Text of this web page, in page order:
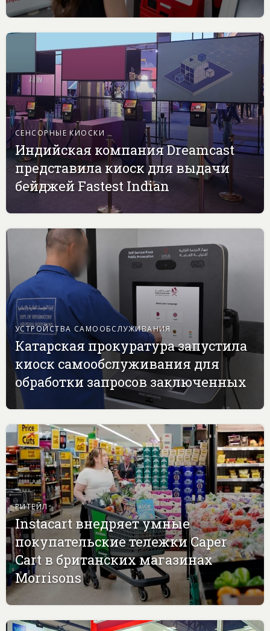
СЕНСОРНЫЕ КИОСКИ
Индийская компания Dreamcast
представила киоск для выдачи
бейджей Fastest Indian
УСТРОЙСТВА САМООБСЛУЖИВАНИЯ
Катарская прокуратура запустила
киоск самообслуживания для
обработки запросов заключенных
РИТЕЙЛ
Instacart внедряет умные
покупательские тележки Caper
Cart в британских магазинах
Morrisons